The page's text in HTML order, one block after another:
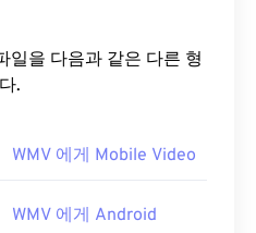
00 00 00 00
00 00 00 00
.
WMV 에게 Mobile Video
WMV 에게 Android